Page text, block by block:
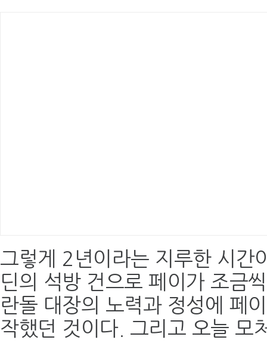
그렇게 2년이라는 지루한 시간
딘의 석방 건으로 페이가 조금
란돌 대장의 노력과 정성에 페
작했던 것이다. 그리고 오늘 모